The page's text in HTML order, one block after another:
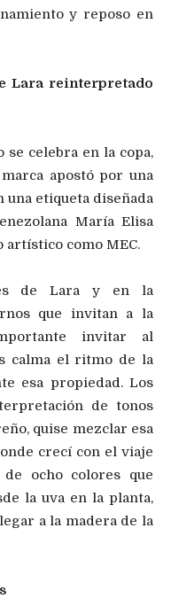
y reposo en
Lara reinterpretado
celebra en la copa,
apostó por una
etiqueta diseñada
María Elisa
artístico como MEC.
de Lara y en la
que invitan a la
invitar al
calma el ritmo de la
esa propiedad. Los
de tonos
quise mezclar esa
crecí con el viaje
ocho colores que
la uva en la planta,
a la madera de la